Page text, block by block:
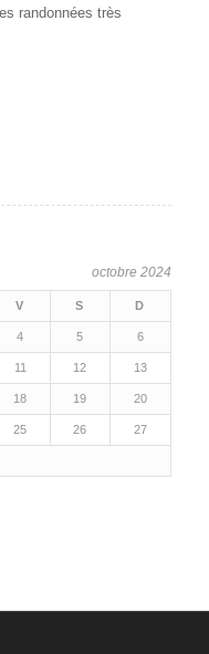
randonnées très
octobre 2024
V S D
4 5 6
11 12 13
18 19 20
25 26 27